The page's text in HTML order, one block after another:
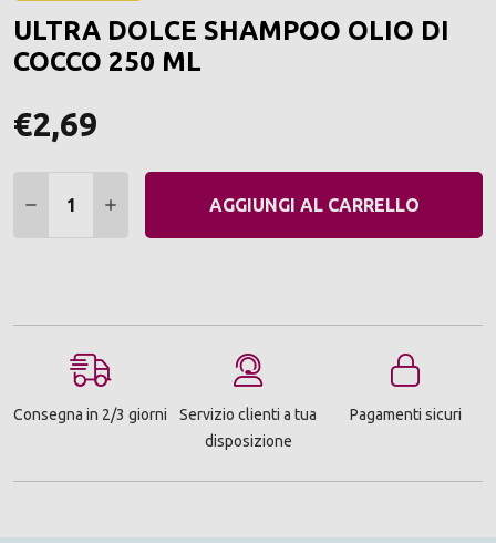
ULTRA DOLCE SHAMPOO OLIO DI
COCCO 250 ML
€2,69
DIMINUIRE QUANTITÀ:
AUMENTARE QUANTITÀ:
AGGIUNGI AL CARRELLO
Consegna in 2/3 giorni
Servizio clienti a tua
disposizione
Pagamenti sicuri